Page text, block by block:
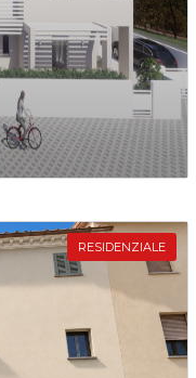
RESIDENZIALE